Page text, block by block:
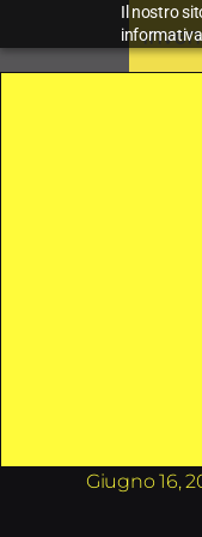
Il nostro
Giugno 16,